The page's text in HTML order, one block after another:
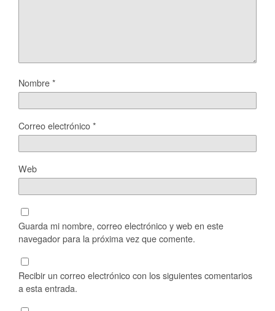
Nombre*
Correo electrónico*
Web
Guarda mi nombre, correo electrónico y web en este
navegador para la próxima vez que comente.
Recibir un correo electrónico con los siguientes comentarios
a esta entrada.